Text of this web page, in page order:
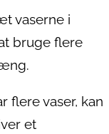
vaserne i
bruge flere
flere vaser, kan
et